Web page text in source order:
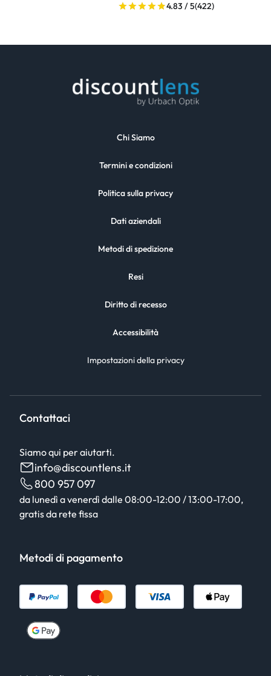
4.83 / 5(422)
Chi Siamo
Termini e condizioni
Politica sulla privacy
Dati aziendali
Metodi di spedizione
Resi
Diritto di recesso
Accessibilità
Impostazioni della privacy
Contattaci
Siamo qui per aiutarti.
info@discountlens.it
800 957 097
da lunedì a venerdì dalle 08:00-12:00 / 13:00-17:00,
gratis da rete fissa
Metodi di pagamento